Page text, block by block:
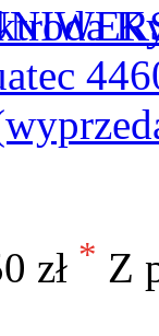
zł * Z